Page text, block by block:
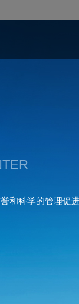
和科学的管理促